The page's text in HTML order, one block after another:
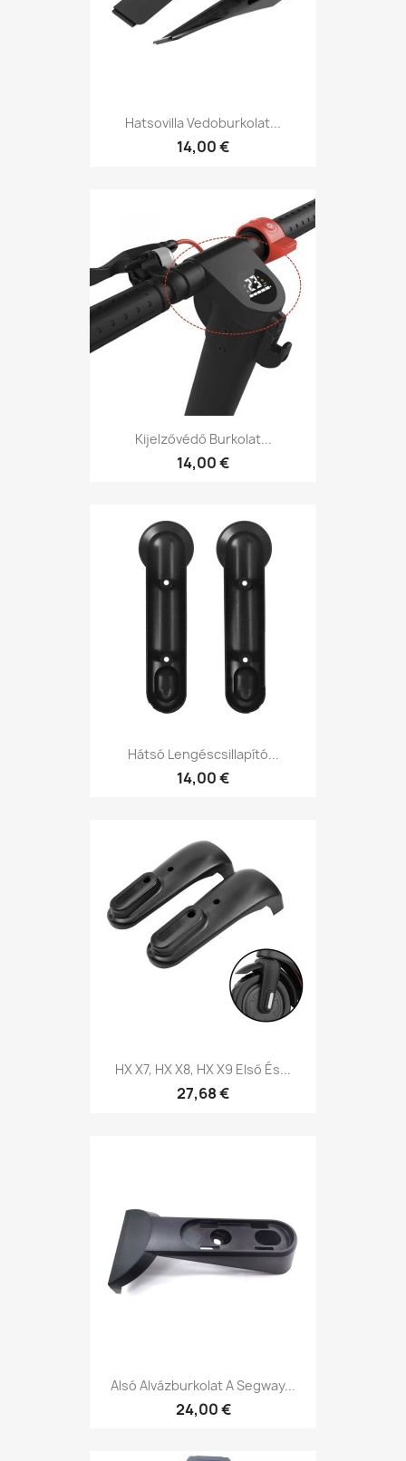
Hatsovilla Vedoburkolat...
14,00 €
Kijelzővédő Burkolat...
14,00 €
Hátsó Lengéscsillapító...
14,00 €
HX X7, HX X8, HX X9 Első És...
27,68 €
Alsó Alvázburkolat A Segway...
24,00 €